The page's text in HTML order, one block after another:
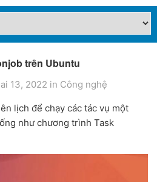
trên Ubuntu
13, 2022 in Công nghệ
lịch để chạy các tác vụ một
như chương trình Task